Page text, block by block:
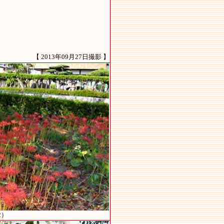
【 2013年09月27日撮影 】